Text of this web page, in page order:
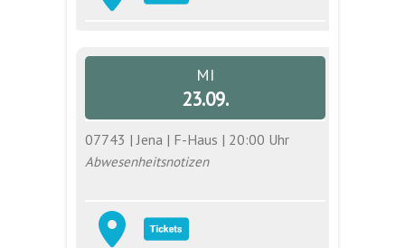
MI
23.09.
07743 | Jena | F-Haus | 20:00 Uhr
Abwesenheitsnotizen